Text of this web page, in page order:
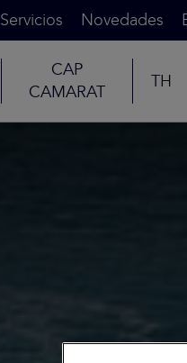
Servicios Novedades
CAP
CAMARAT
TH